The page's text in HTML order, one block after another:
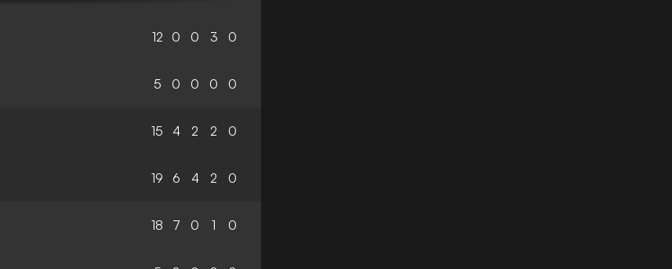
12 0 0 3 0
5 0 0 0 0
15 4 2 2 0
19 6 4 2 0
18 7 0 1 0